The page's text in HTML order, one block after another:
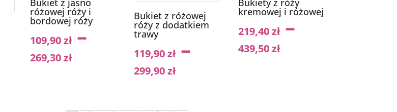
różowej róży i
bordowej róży
109,90zł–
269,30zł
Bukiet z różowej
róży z dodatkiem
trawy
119,90zł–
299,90zł
kremowej i różowej
219,40zł–
439,50zł